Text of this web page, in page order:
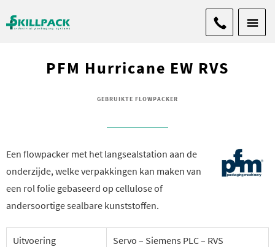
PFM Hurricane EW RVS
GEBRUIKTE FLOWPACKER
Een flowpacker met het langsealstation aan de
onderzijde, welke verpakkingen kan maken van
een rol folie gebaseerd op cellulose of
andersoortige sealbare kunststoffen.
Uitvoering Servo – Siemens PLC – RVS